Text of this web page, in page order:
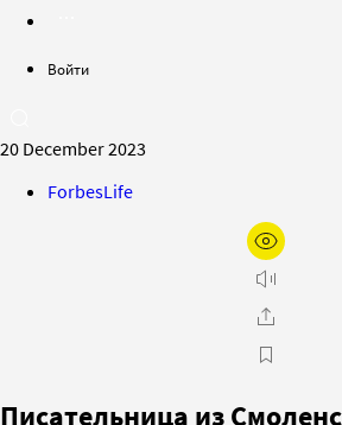
Войти
20 December 2023
ForbesLife
Писательница из